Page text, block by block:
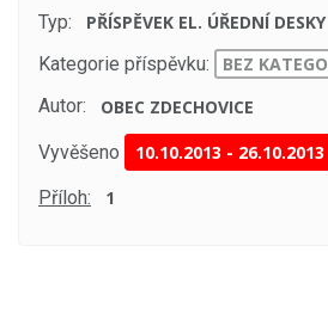
Typ:
PŘÍSPĚVEK EL. ÚŘEDNÍ DESKY
Kategorie příspěvku:
BEZ
Autor:
OBEC ZDECHOVICE
Vyvěšeno 10.10.2013 - 26.10.2013
Příloh: 1